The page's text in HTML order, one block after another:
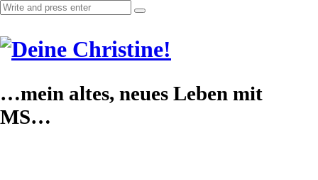
…mein altes, neues Leben mit
MS…